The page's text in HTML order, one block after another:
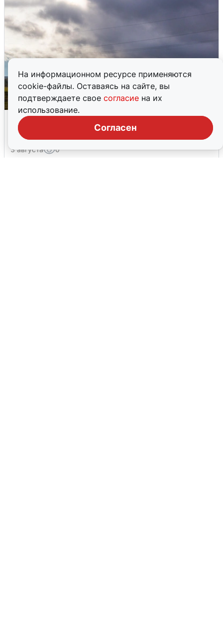
На информационном ресурсе применяются
cookie-файлы. Оставаясь на сайте, вы
подтверждаете свое согласие на их
использование.
Согласен
Над ХМАО впервые сбили
беспилотники
3 августа 0